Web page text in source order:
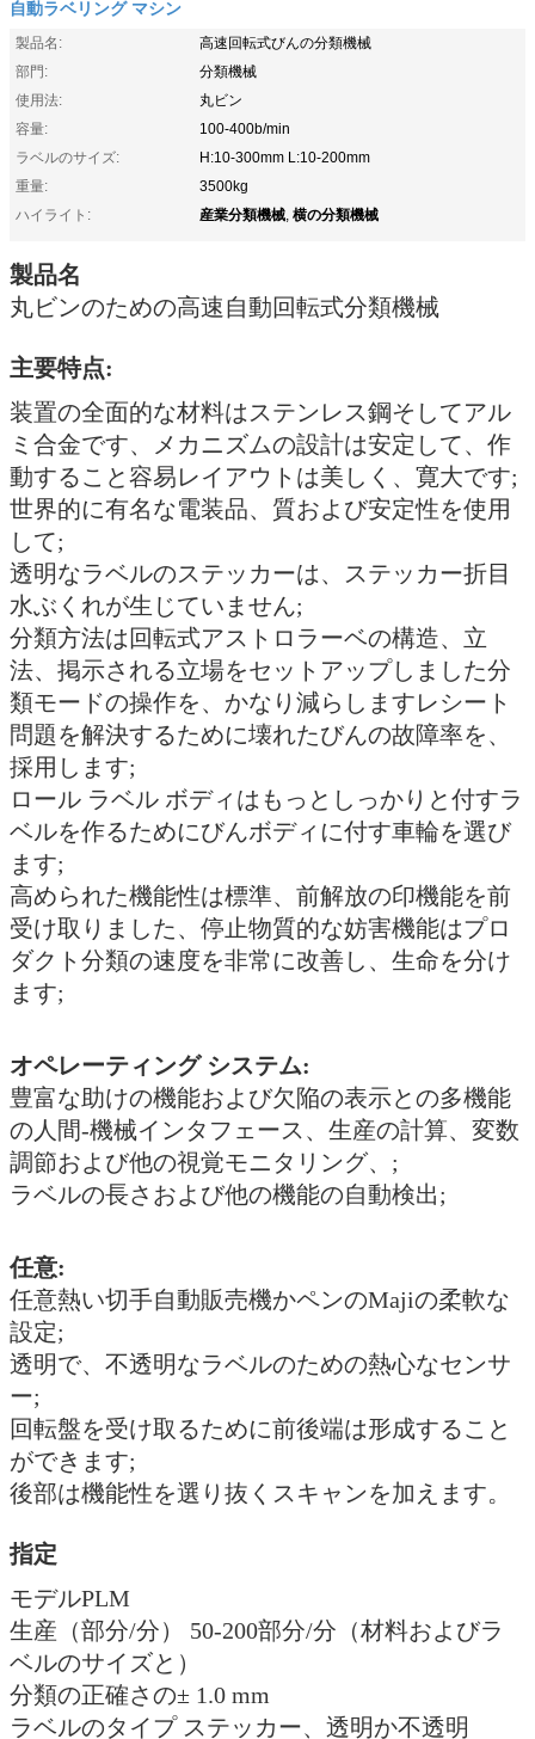
自動ラベリング マシン
製品名:
高速回転式びんの分類機械
部門:
分類機械
使用法:
丸ビン
容量:
100-400b/min
ラベルのサイズ:
H:10-300mm L:10-200mm
重量:
3500kg
ハイライト:
産業分類機械, 横の分類機械
製品名
丸ビンのための高速自動回転式分類機械
主要特点:
装置の全面的な材料はステンレス鋼そしてアル
ミ合金です、メカニズムの設計は安定して、作
動すること容易レイアウトは美しく、寛大です;
世界的に有名な電装品、質および安定性を使用
して;
透明なラベルのステッカーは、ステッカー折目
水ぶくれが生じていません;
分類方法は回転式アストロラーベの構造、立
法、掲示される立場をセットアップしました分
類モードの操作を、かなり減らしますレシート
問題を解決するために壊れたびんの故障率を、
採用します;
ロール ラベル ボディはもっとしっかりと付すラ
ベルを作るためにびんボディに付す車輪を選び
ます;
高められた機能性は標準、前解放の印機能を前
受け取りました、停止物質的な妨害機能はプロ
ダクト分類の速度を非常に改善し、生命を分け
ます;
オペレーティング システム:
豊富な助けの機能および欠陥の表示との多機能
の人間-機械インタフェース、生産の計算、変数
調節および他の視覚モニタリング、;
ラベルの長さおよび他の機能の自動検出;
任意:
任意熱い切手自動販売機かペンのMajiの柔軟な
設定;
透明で、不透明なラベルのための熱心なセンサ
ー;
回転盤を受け取るために前後端は形成すること
ができます;
後部は機能性を選り抜くスキャンを加えます。
指定
モデルPLM
生産（部分/分） 50-200部分/分（材料およびラ
ベルのサイズと）
分類の正確さの± 1.0 mm
ラベルのタイプ ステッカー、透明か不透明